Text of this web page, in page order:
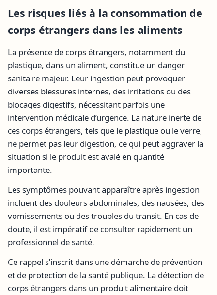
Les risques liés à la consommation de
corps étrangers dans les aliments
La présence de corps étrangers, notamment du
plastique, dans un aliment, constitue un danger
sanitaire majeur. Leur ingestion peut provoquer
diverses blessures internes, des irritations ou des
blocages digestifs, nécessitant parfois une
intervention médicale d’urgence. La nature inerte de
ces corps étrangers, tels que le plastique ou le verre,
ne permet pas leur digestion, ce qui peut aggraver la
situation si le produit est avalé en quantité
importante.
Les symptômes pouvant apparaître après ingestion
incluent des douleurs abdominales, des nausées, des
vomissements ou des troubles du transit. En cas de
doute, il est impératif de consulter rapidement un
professionnel de santé.
Ce rappel s’inscrit dans une démarche de prévention
et de protection de la santé publique. La détection de
corps étrangers dans un produit alimentaire doit